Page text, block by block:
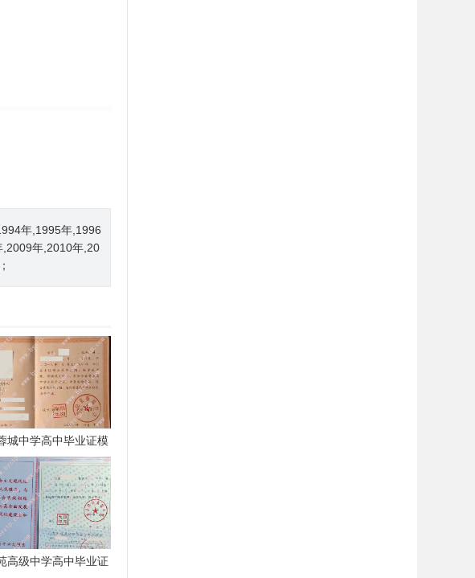
年,1995年,1996
年,2010年,20
城中学高中毕业证模
板样本
高级中学高中毕业证